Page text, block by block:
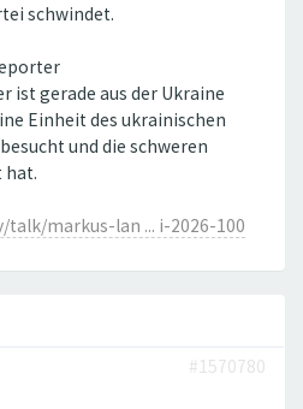
schwindet.
ist gerade aus der Ukraine
Einheit des ukrainischen
und die schweren
hat.
markus-lan ... i-2026-100
#1570780